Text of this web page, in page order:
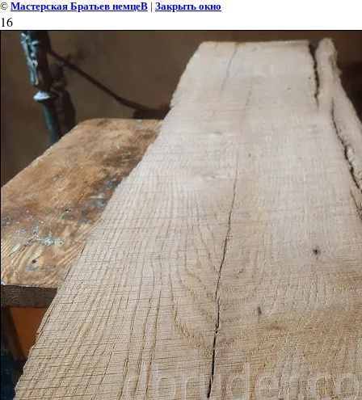
© Мастерская Братьев немцеВ | Закрыть окно
16